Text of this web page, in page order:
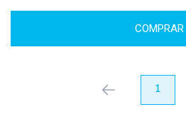
COMPRAR
anterior 1